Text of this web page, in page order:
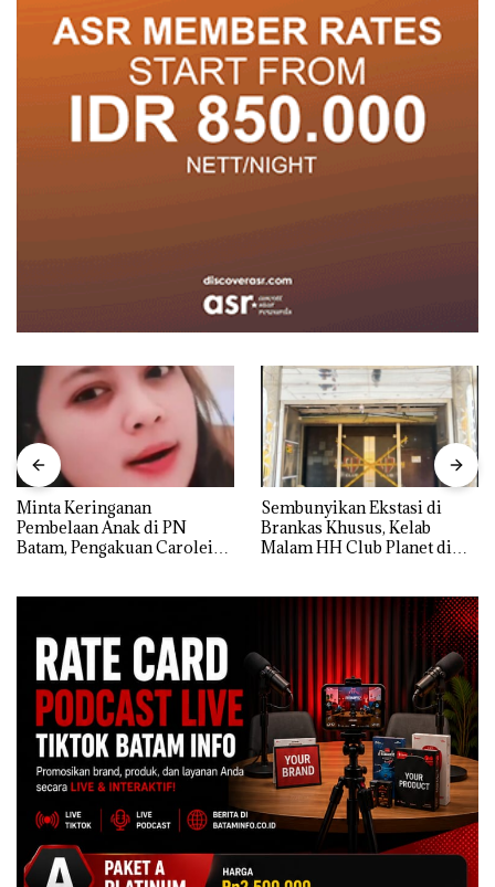
Minta Keringanan
Pembelaan Anak di PN
Batam, Pengakuan Carolein
Sembunyikan Ekstasi di
Brankas Khusus, Kelab
Malam HH Club Planet di